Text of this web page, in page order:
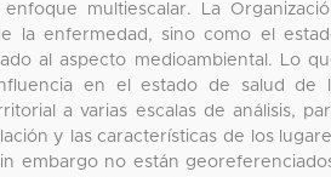
multiescalar. La
la enfermedad, sino como el
al aspecto medioambiental. Lo
en el estado de salud de
a varias escalas de análisis,
y las características de los
embargo no están